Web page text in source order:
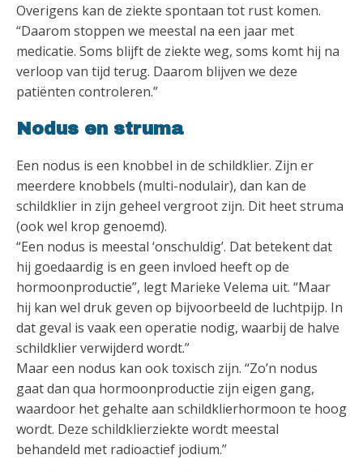
Overigens kan de ziekte spontaan tot rust komen.
“Daarom stoppen we meestal na een jaar met
medicatie. Soms blijft de ziekte weg, soms komt hij na
verloop van tijd terug. Daarom blijven we deze
patiënten controleren.”
Nodus en struma
Een nodus is een knobbel in de schildklier. Zijn er
meerdere knobbels (multi-nodulair), dan kan de
schildklier in zijn geheel vergroot zijn. Dit heet struma
(ook wel krop genoemd).
“Een nodus is meestal ‘onschuldig’. Dat betekent dat
hij goedaardig is en geen invloed heeft op de
hormoonproductie”, legt Marieke Velema uit. “Maar
hij kan wel druk geven op bijvoorbeeld de luchtpijp. In
dat geval is vaak een operatie nodig, waarbij de halve
schildklier verwijderd wordt.”
Maar een nodus kan ook toxisch zijn. “Zo’n nodus
gaat dan qua hormoonproductie zijn eigen gang,
waardoor het gehalte aan schildklierhormoon te hoog
wordt. Deze schildklierziekte wordt meestal
behandeld met radioactief jodium.”